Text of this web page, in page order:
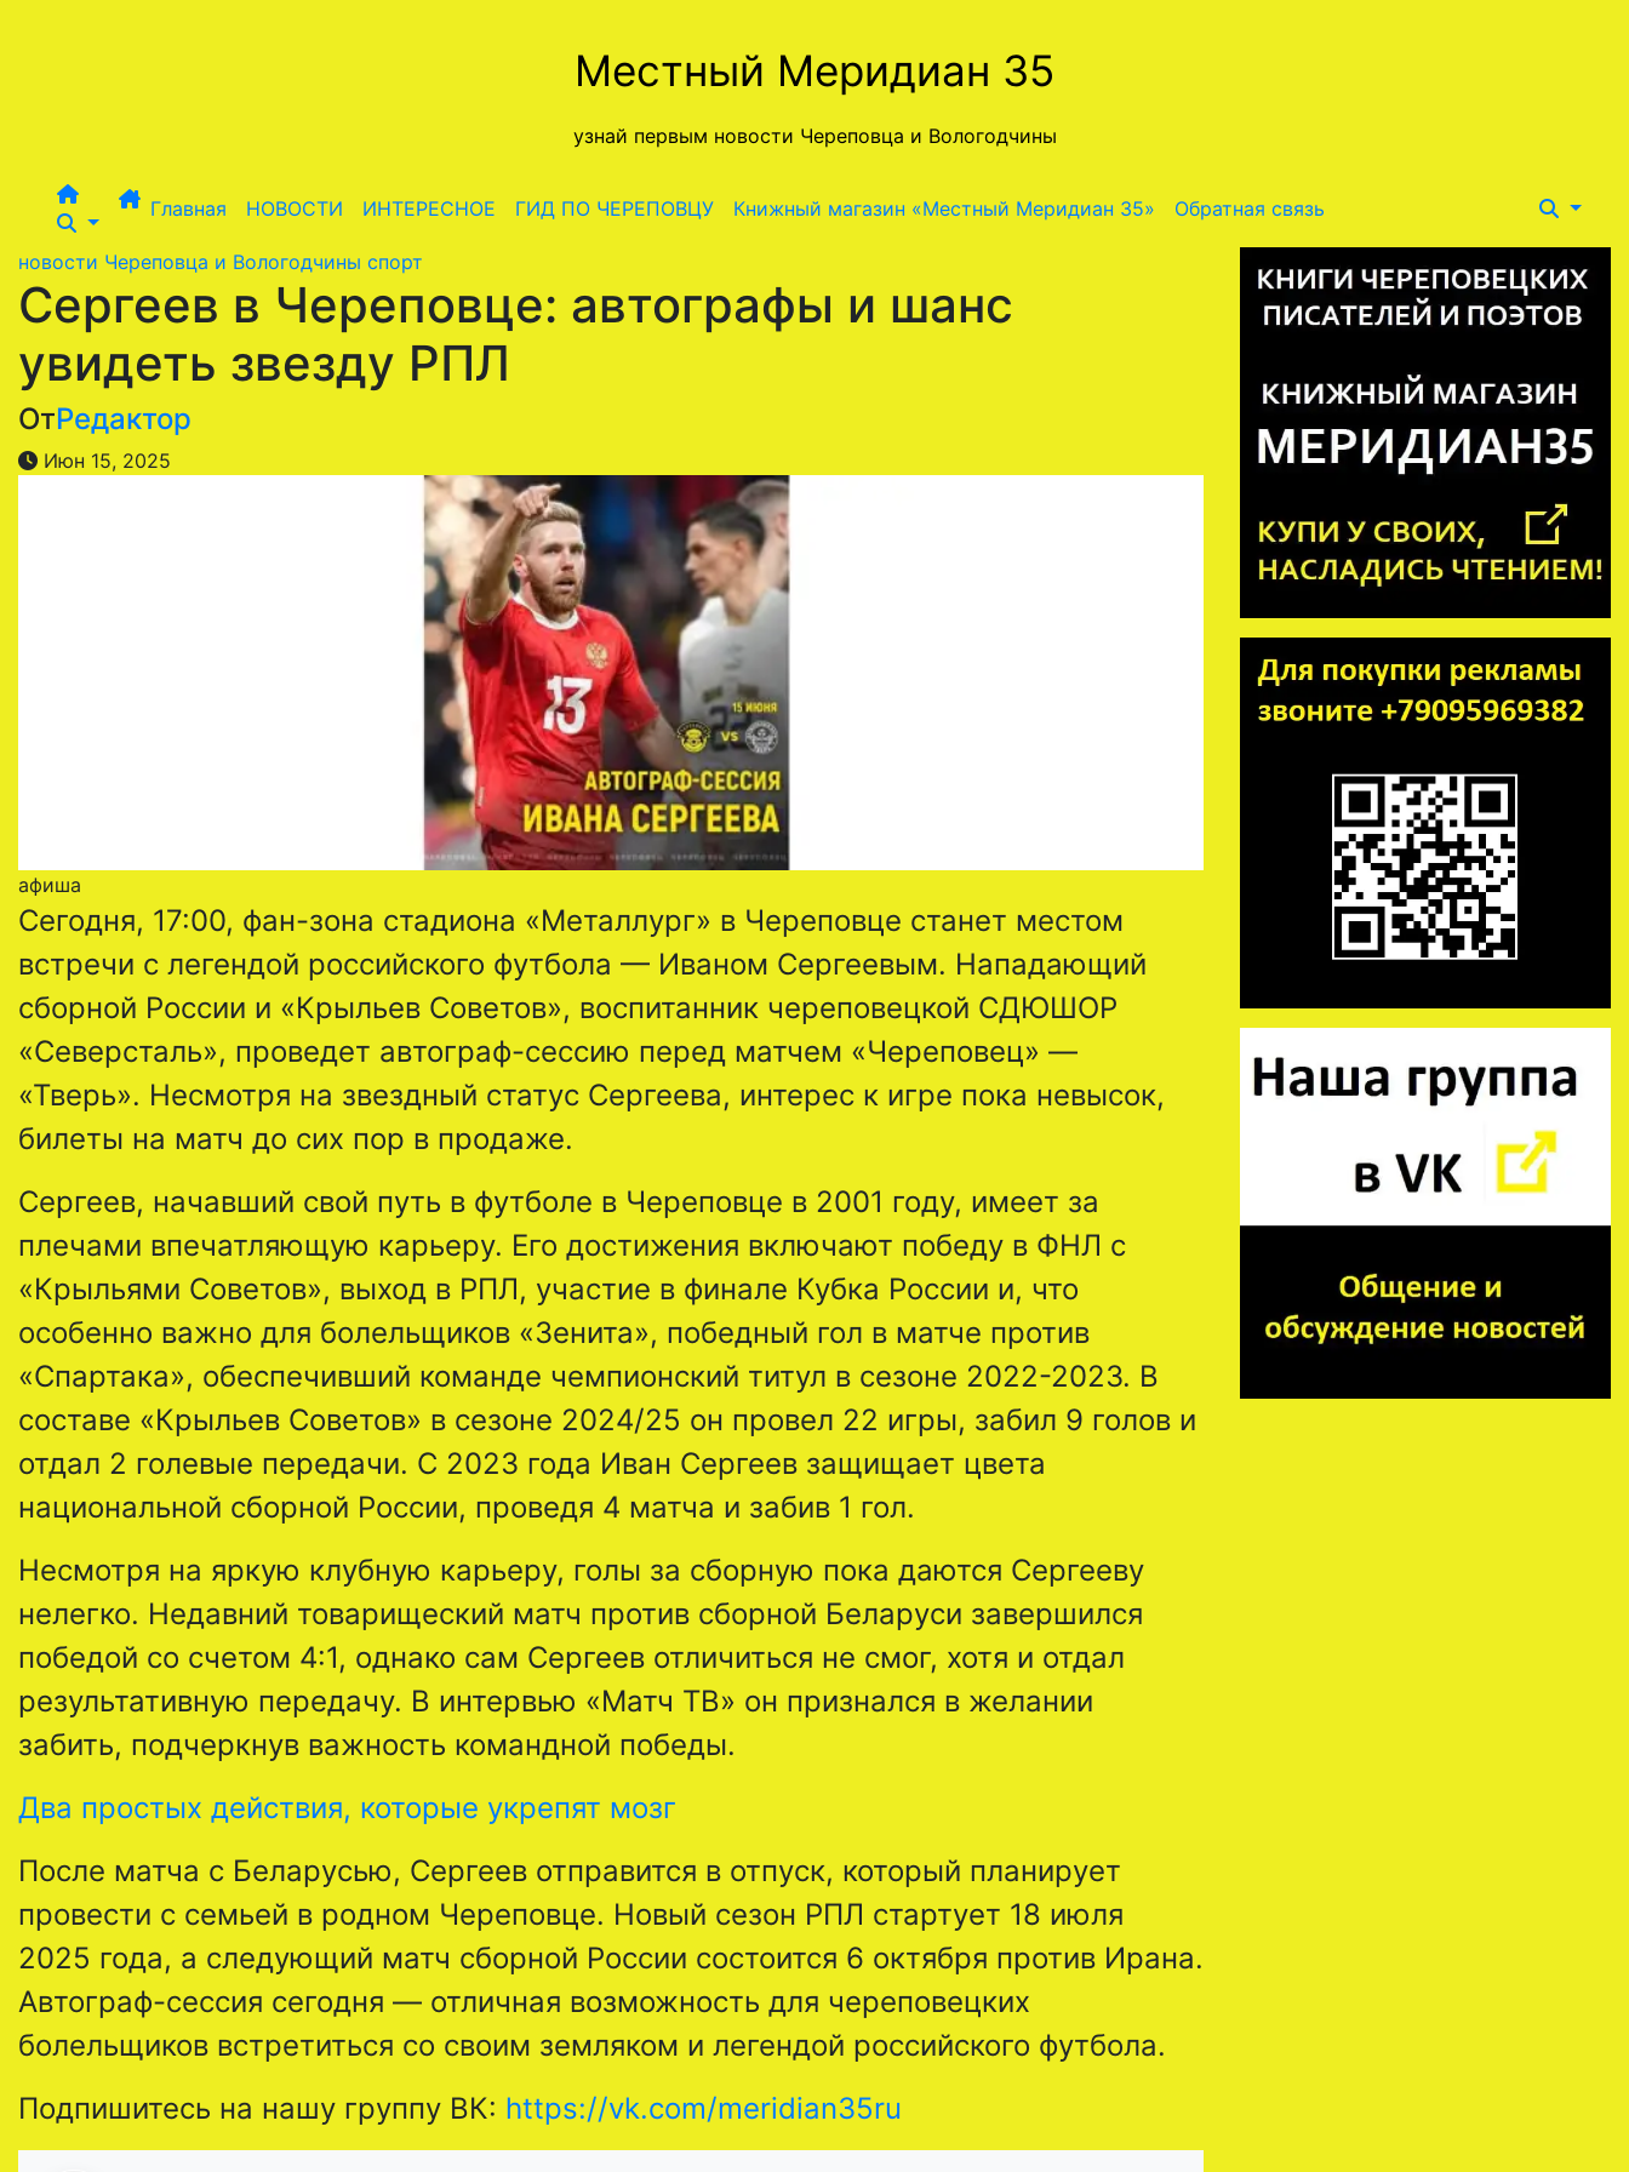
Местный Меридиан 35
узнай первым новости Череповца и Вологодчины
Главная НОВОСТИ ИНТЕРЕСНОЕ ГИД ПО ЧЕРЕПОВЦУ Книжный магазин «Местный Меридиан 35» Обратная связь
новости Череповца и Вологодчины спорт
Сергеев в Череповце: автографы и шанс
увидеть звезду РПЛ
ОтРедактор
Июн 15, 2025
афиша
Сегодня, 17:00, фан-зона стадиона «Металлург» в Череповце станет местом
встречи с легендой российского футбола — Иваном Сергеевым. Нападающий
сборной России и «Крыльев Советов», воспитанник череповецкой СДЮШОР
«Северсталь», проведет автограф-сессию перед матчем «Череповец» —
«Тверь». Несмотря на звездный статус Сергеева, интерес к игре пока невысок,
билеты на матч до сих пор в продаже.
Сергеев, начавший свой путь в футболе в Череповце в 2001 году, имеет за
плечами впечатляющую карьеру. Его достижения включают победу в ФНЛ с
«Крыльями Советов», выход в РПЛ, участие в финале Кубка России и, что
особенно важно для болельщиков «Зенита», победный гол в матче против
«Спартака», обеспечивший команде чемпионский титул в сезоне 2022-2023. В
составе «Крыльев Советов» в сезоне 2024/25 он провел 22 игры, забил 9 голов и
отдал 2 голевые передачи. С 2023 года Иван Сергеев защищает цвета
национальной сборной России, проведя 4 матча и забив 1 гол.
Несмотря на яркую клубную карьеру, голы за сборную пока даются Сергееву
нелегко. Недавний товарищеский матч против сборной Беларуси завершился
победой со счетом 4:1, однако сам Сергеев отличиться не смог, хотя и отдал
результативную передачу. В интервью «Матч ТВ» он признался в желании
забить, подчеркнув важность командной победы.
Два простых действия, которые укрепят мозг
После матча с Беларусью, Сергеев отправится в отпуск, который планирует
провести с семьей в родном Череповце. Новый сезон РПЛ стартует 18 июля
2025 года, а следующий матч сборной России состоится 6 октября против Ирана.
Автограф-сессия сегодня — отличная возможность для череповецких
болельщиков встретиться со своим земляком и легендой российского футбола.
Подпишитесь на нашу группу ВК: https://vk.com/meridian35ru